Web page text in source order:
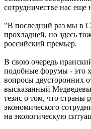
сотрудничестве нас
"В последний раз мы в
прохладней, но здесь
российский премьер.
В свою очередь
подобные форумы - это
вопросы двусторонних
высказанный
тезис о том, что страны
экономического
на экологическую